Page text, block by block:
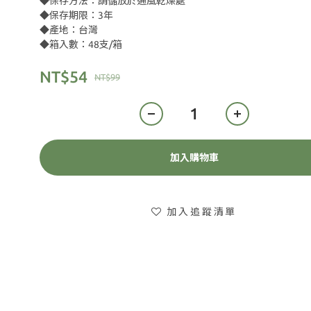
◆保存期限：3年
◆產地：台灣
◆箱入數：48支/箱
NT$99
NT$54
加入購物車
加入追蹤清單